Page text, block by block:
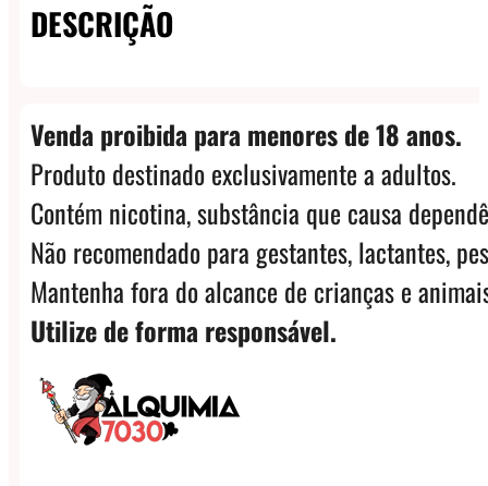
DESCRIÇÃO
Venda proibida para menores de 18 anos.
Produto destinado exclusivamente a adultos.
Contém nicotina, substância que causa
Não recomendado para gestantes, lactantes,
Mantenha fora do alcance de crianças e
Utilize de forma responsável.